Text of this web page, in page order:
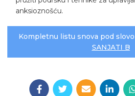
anksioznošću.
Kompletnu listu snova pod
SANJATI B